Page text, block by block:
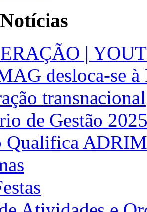
|
desloca-se
transnacional
de Gestão 2025
Qualifica